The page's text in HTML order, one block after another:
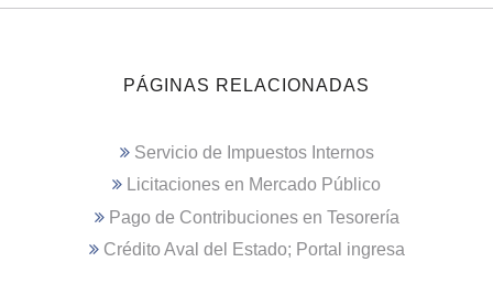
PÁGINAS RELACIONADAS
Servicio de Impuestos Internos
Licitaciones en Mercado Público
Pago de Contribuciones en Tesorería
Crédito Aval del Estado; Portal ingresa